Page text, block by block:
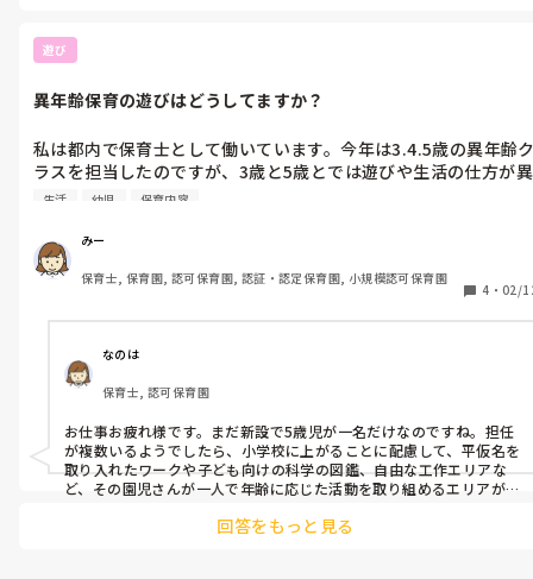
遊び
異年齢保育の遊びはどうしてますか？
私は都内で保育士として働いています。今年は3.4.5歳の異年齢
ラスを担当したのですが、3歳と5歳とでは遊びや生活の仕方が異
なるので合同で過ごすのがとても難しいと感じます。また、まだ
わせると年上の子達が簡単すぎるし、上の子達に合わせると3歳
が理解出来ないこともあるし、、で悩んでいます。
生活 幼児 保育内容
みー
保育士, 保育園, 認可保育園, 認証・認定保育園, 小規模認可保育園
4 ・ 02/
なのは
保育士, 認可保育園
お仕事お疲れ様です。まだ新設で5歳児が一名だけなのですね。担任
が複数いるようでしたら、小学校に上がることに配慮して、平仮名を
取り入れたワークや子ども向けの科学の図鑑、自由な工作エリアな
ど、その園児さんが一人で年齢に応じた活動を取り組めるエリアがあ
回答をもっと見る